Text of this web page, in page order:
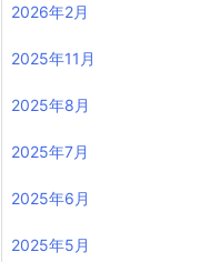
2026年2月
2025年11月
2025年8月
2025年7月
2025年6月
2025年5月